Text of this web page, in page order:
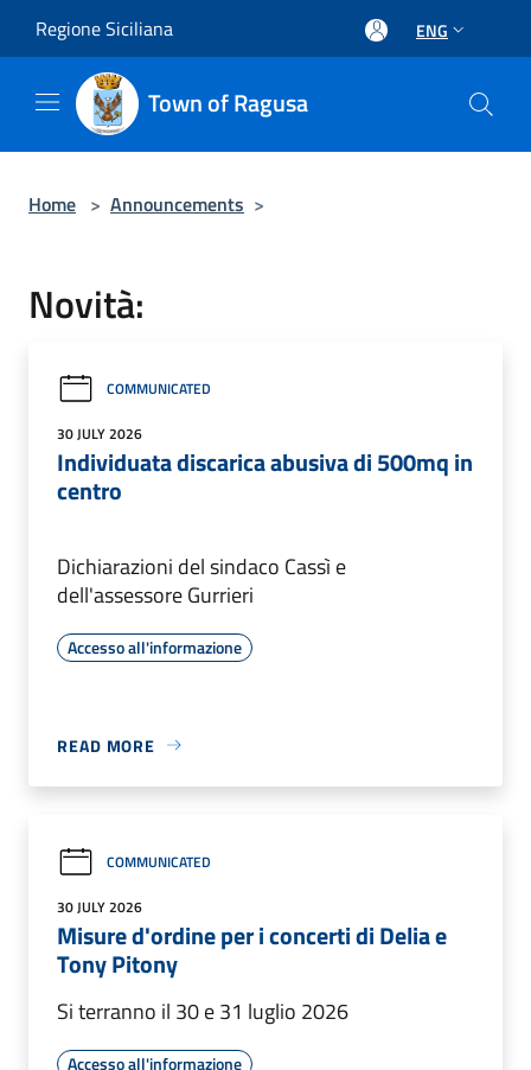
Regione Siciliana ENG
Town of Ragusa
Home > Announcements >
Novità:
COMMUNICATED
30 JULY 2026
Individuata discarica abusiva di 500mq in
centro
Dichiarazioni del sindaco Cassì e
dell'assessore Gurrieri
Accesso all'informazione
READ MORE
COMMUNICATED
30 JULY 2026
Misure d'ordine per i concerti di Delia e
Tony Pitony
Si terranno il 30 e 31 luglio 2026
Accesso all'informazione